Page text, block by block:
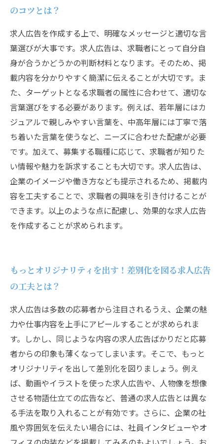
のコツとは？
求人広告を作成する上で、明確なメッセージと適切な言
葉選びが大事です。求人広告は、求職者にとって自分自
身が合うかどうかの判断材料となります。そのため、掲
載内容を分かりやすく簡潔に伝えることが大切です。ま
た、ターゲットとなる求職者の属性に合わせて、適切な
言葉選びをする必要があります。例えば、若年層にはカ
ジュアルで親しみやすい言葉を、中高年層には丁寧で落
ち着いた言葉を使うなど、ニーズに合わせた配慮が必要
です。加えて、募集する職種に応じて、求職者が知りた
い情報や魅力を訴求することも大切です。求人広告は、
企業のイメージや働き方なども提示されるため、掲載内
容を工夫することで、求職者の興味を引き付けることが
できます。以上のような点に配慮し、効果的な求人広告
を作成することが求められます。
もっとオリジナリティを出す！差別化を図る求人広告
の工夫とは？
求人広告は多数の応募者から注目されるうえ、企業の魅
力や仕事内容を上手にアピールすることが求められま
す。しかし、同じような内容の求人広告ばかりだと応募
者からの印象も薄くなってしまいます。そこで、もっと
オリジナリティを出して差別化を図りましょう。例え
ば、動画やイラストを使った求人広告や、人物像を想像
させる物語仕立ての広告など、普通の求人広告とは異な
る手法を取り入れることが有効です。さらに、企業の社
風や雰囲気を伝えたい場合には、社員インタビューやオ